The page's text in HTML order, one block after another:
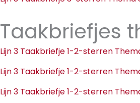
Taakbriefjes
Lijn 3 Taakbriefje 1-2-sterren
Lijn 3 Taakbriefje 1-2-sterren
Lijn 3 Taakbriefje 1-2-sterren